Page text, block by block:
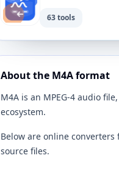
63 tools
About the M4A format
M4A is an MPEG-4 audio
ecosystem.
Below are online
source files.